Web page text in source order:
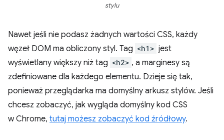
stylu
Nawet jeśli nie podasz żadnych wartości CSS, każdy
węzeł DOM ma obliczony styl. Tag <h1> jest
wyświetlany większy niż tag <h2> , a marginesy są
zdefiniowane dla każdego elementu. Dzieje się tak,
ponieważ przeglądarka ma domyślny arkusz stylów. Jeśli
chcesz zobaczyć, jak wygląda domyślny kod CSS
w Chrome, tutaj możesz zobaczyć kod źródłowy.